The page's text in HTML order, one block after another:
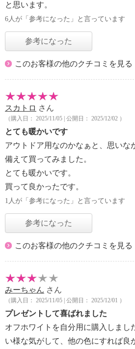
と思います。
6人が「参考になった」と言っています
参考になった
このお客様の他のクチコミを見る
スカトロ さん
（購入日： 2025/11/05 | 公開日： 2025/12/02 ）
とても暖かいです
アウトドア用なのかなぁと、思いな
備えて買ってみました。
とても暖かいです。
買って良かったです。
1人が「参考になった」と言っています
参考になった
このお客様の他のクチコミを見る
みーちゃん さん
（購入日： 2025/11/05 | 公開日： 2025/12/01 ）
プレゼントして喜ばれました
オフホワイトを自分用に購入しまし
い様な気がして、他の色にすれば良